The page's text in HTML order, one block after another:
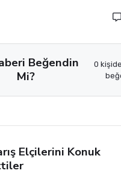
Beğendin
Mi?
0
Elçilerini Konuk